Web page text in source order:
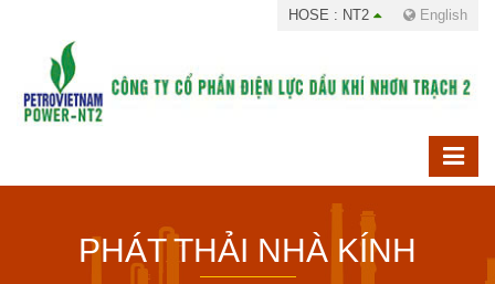
HOSE : NT2 English
PHÁT THẢI NHÀ KÍNH